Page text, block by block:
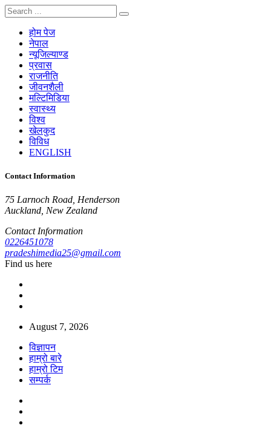
होम पेज
नेपाल
न्यूजिल्याण्ड
प्रवास
राजनीति
जीवनशैली
मल्टिमिडिया
स्वास्थ्य
विश्व
खेलकुद
विविध
ENGLISH
Contact Information
75 Larnoch Road, Henderson
Auckland, New Zealand
Contact Information
0226451078
pradeshimedia25@gmail.com
Find us here
August 7, 2026
विज्ञापन
हाम्रो बारे
हाम्रो टिम
सम्पर्क